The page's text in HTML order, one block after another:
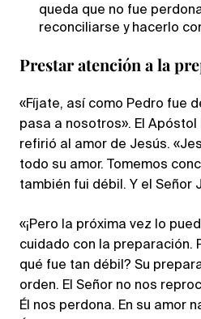
queda que no fue
reconciliarse y hacerlo
Prestar atención a la
«Fíjate, así como Pedro fue
pasa a nosotros». El Apóstol
refirió al amor de Jesús.
todo su amor. Tomemos
también fui débil. Y el Señor
«¡Pero la próxima vez lo
cuidado con la preparación.
qué fue tan débil? Su
orden. El Señor no nos
Él nos perdona. En su amor